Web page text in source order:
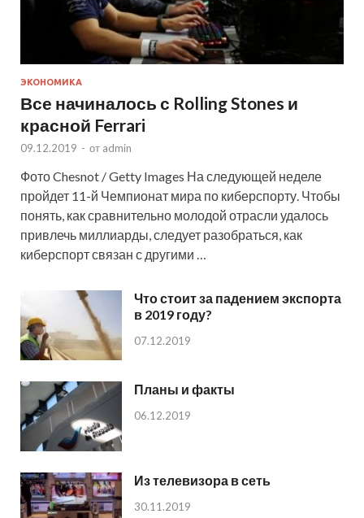
ЭКОНОМИКА
Все начиналось с Rolling Stones и
красной Ferrari
09.12.2019 - от admin
Фото Chesnot / Getty Images На следующей неделе
пройдет 11-й Чемпионат мира по киберспорту. Чтобы
понять, как сравнительно молодой отрасли удалось
привлечь миллиарды, следует разобраться, как
киберспорт связан с другими …
Что стоит за падением экспорта
в 2019 году?
07.12.2019
Планы и факты
06.12.2019
Из телевизора в сеть
30.11.2019